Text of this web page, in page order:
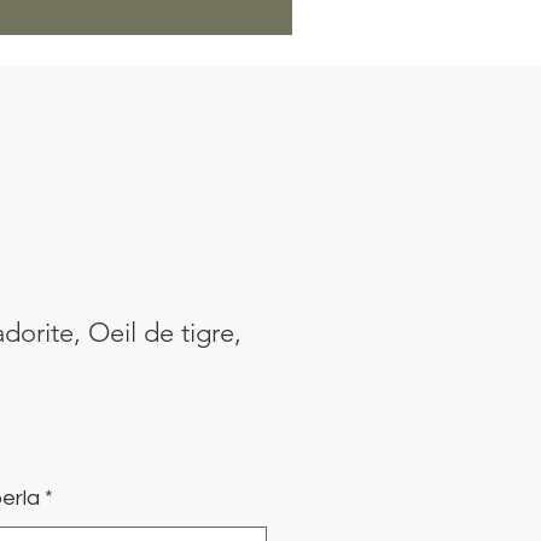
Oeil de tigre,
*